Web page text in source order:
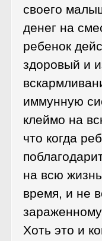
своего
денег на
ребенок
здоровый и
иммунную
клеймо на
что когда
на всю
время, и не
Хоть это и